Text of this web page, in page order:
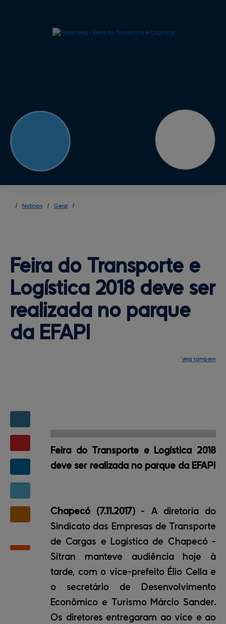
/ Notícias / Geral /
Feira do Transporte e
Logística 2018 deve ser
realizada no parque
da EFAPI
Veja também
Feira do Transporte e Logística 2018
deve ser realizada no parque da EFAPI
Chapecó (7.11.2017)- A diretoria do
Sindicato das Empresas de Transporte
de Cargas e Logística de Chapecó -
Sitran manteve audiência hoje à
tarde, com o vice-prefeito Élio Cella e
o secretário de Desenvolvimento
Econômico e Turismo Márcio Sander.
Os diretores entregaram ao vice e ao